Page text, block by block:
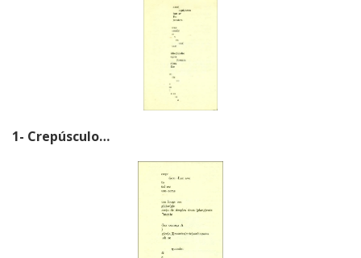
1- Crepúsculo…